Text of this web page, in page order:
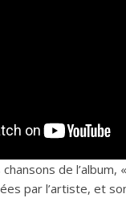
de
par l’artiste, et